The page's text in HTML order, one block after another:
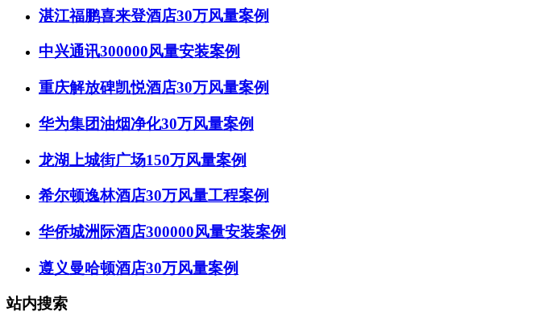
湛江福鹏喜来登酒店30万风量案例
中兴通讯300000风量安装案例
重庆解放碑凯悦酒店30万风量案例
华为集团油烟净化30万风量案例
龙湖上城街广场150万风量案例
希尔顿逸林酒店30万风量工程案例
华侨城洲际酒店300000风量安装案例
遵义曼哈顿酒店30万风量案例
站内搜索